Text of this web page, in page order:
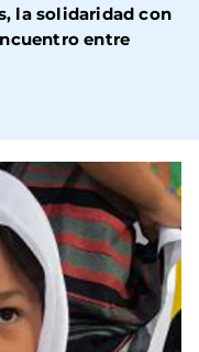
la solidaridad con
entre